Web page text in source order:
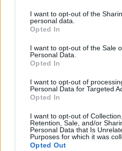
I want to opt-out of the
personal data.
Opted In
I want to opt-out of the Sale
Personal Data.
Opted In
I want to opt-out of
Personal Data for Targeted
Opted In
I want to opt-out of
Retention, Sale, and/or
Personal Data that Is
Purposes for which it was
Opted Out
Hej Jenny! I veckan kom det
facebook, fiskgratäng med
inte sparade. Nu har jag letat
blogg men kan inte hitta det
det var ett recept från dig
jag kan hitta det isf?
Jenny Warsen
Reply toKristin